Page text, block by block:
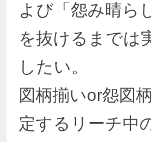
よび「怨み晴ら
を抜けるまでは
したい。
図柄揃いor怨図
定するリーチ中